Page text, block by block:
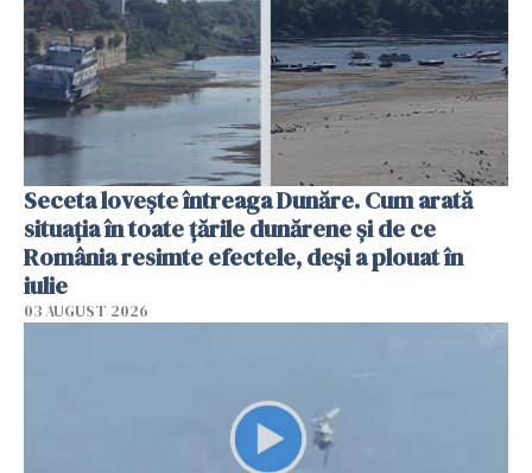
Seceta lovește întreaga Dunăre. Cum arată
situația în toate țările dunărene și de ce
România resimte efectele, deși a plouat în
iulie
03 AUGUST 2026